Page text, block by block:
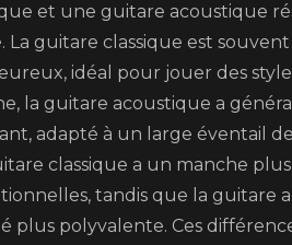
et une guitare acoustique
guitare classique est
idéal pour jouer des
la guitare acoustique a
adapté à un large éventail
classique a un manche
tandis que la guitare
polyvalente. Ces